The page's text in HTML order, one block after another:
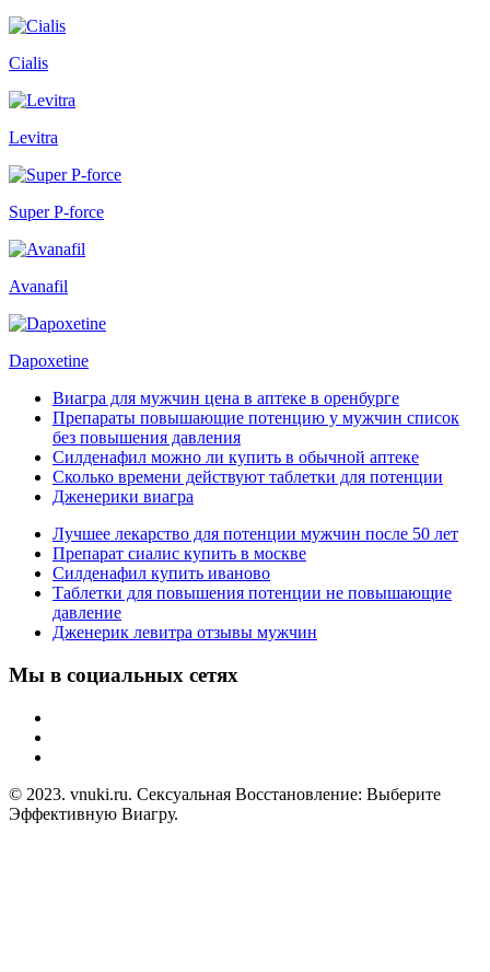
Cialis
Levitra
Super P-force
Avanafil
Dapoxetine
Виагра для мужчин цена в аптеке в оренбурге
Препараты повышающие потенцию у мужчин список
без повышения давления
Силденафил можно ли купить в обычной аптеке
Сколько времени действуют таблетки для потенции
Дженерики виагра
Лучшее лекарство для потенции мужчин после 50 лет
Препарат сиалис купить в москве
Силденафил купить иваново
Таблетки для повышения потенции не повышающие
давление
Дженерик левитра отзывы мужчин
Мы в социальных сетях
© 2023. vnuki.ru. Сексуальная Восстановление: Выберите
Эффективную Виагру.